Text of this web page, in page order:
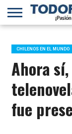
PRIMERA
B
SELECCIÓN
CHILENA
CHILENOS
EN EL
MUNDO
FÚTBOL
INTERNACIONAL
CHILENOS EN EL MUNDO
Ahora
fue